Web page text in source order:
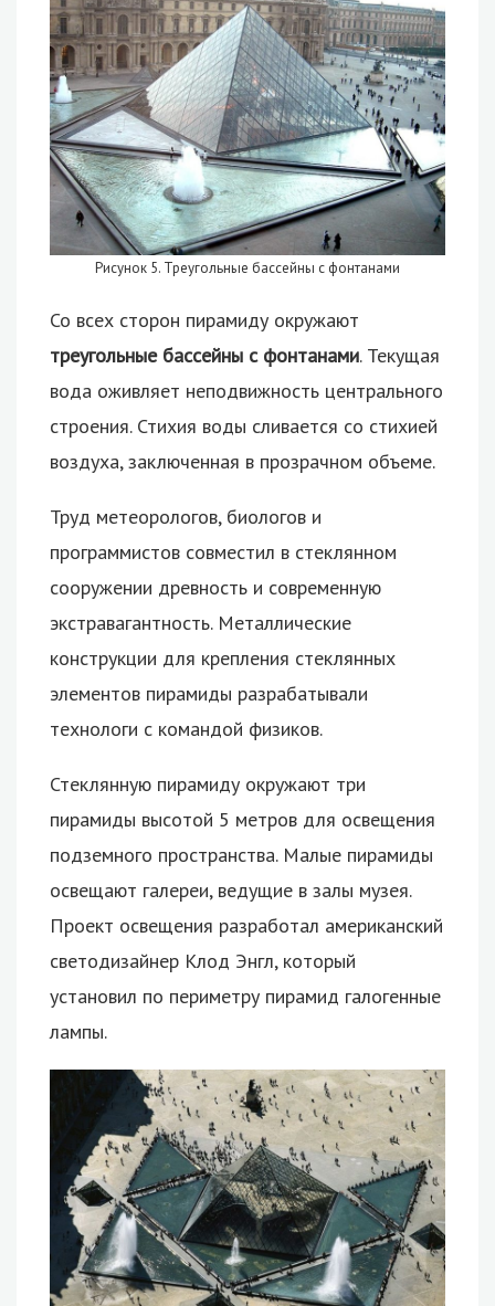
Рисунок 5. Треугольные бассейны с фонтанами
Со всех сторон пирамиду окружают
треугольные бассейны с фонтанами. Текущая
вода оживляет неподвижность центрального
строения. Стихия воды сливается со стихией
воздуха, заключенная в прозрачном объеме.
Труд метеорологов, биологов и
программистов совместил в стеклянном
сооружении древность и современную
экстравагантность. Металлические
конструкции для крепления стеклянных
элементов пирамиды разрабатывали
технологи с командой физиков.
Стеклянную пирамиду окружают три
пирамиды высотой 5 метров для освещения
подземного пространства. Малые пирамиды
освещают галереи, ведущие в залы музея.
Проект освещения разработал американский
светодизайнер Клод Энгл, который
установил по периметру пирамид галогенные
лампы.